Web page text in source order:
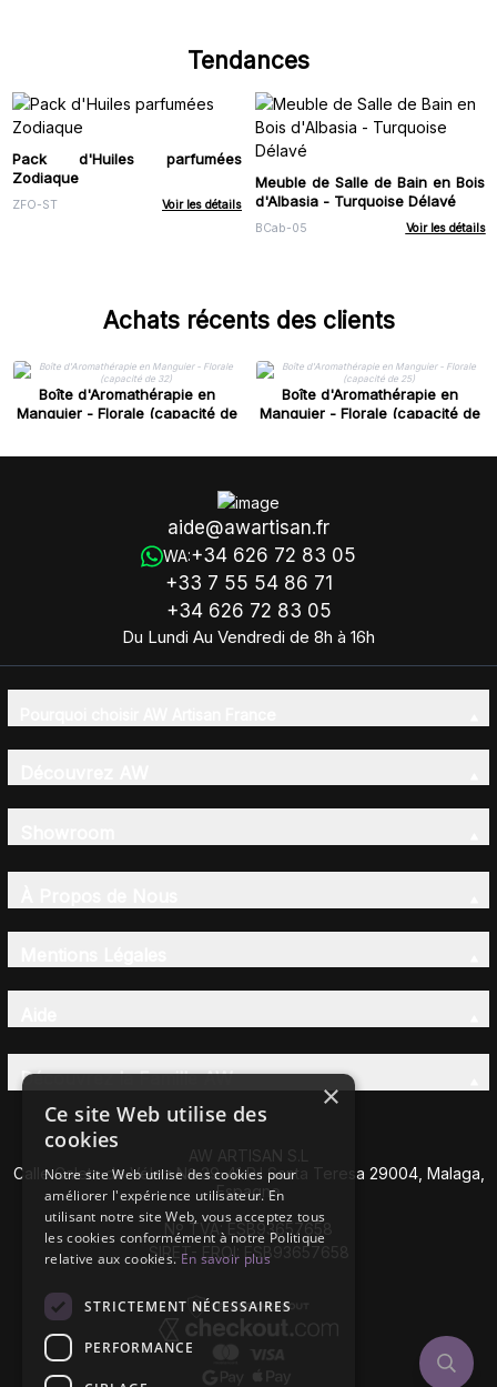
Tendances
Pack d'Huiles parfumées
Zodiaque
ZFO-ST Voir les détails
Meuble de Salle de Bain en Bois
d'Albasia - Turquoise Délavé
BCab-05 Voir les détails
Achats récents des clients
Boîte d'Aromathérapie en
Manguier - Florale (capacité de
Boîte d'Aromathérapie en
Manguier - Florale (capacité de
aide@awartisan.fr
WA:+34 626 72 83 05
+33 7 55 54 86 71
+34 626 72 83 05
Du Lundi Au Vendredi de 8h à 16h
Découvrez la Famille AW
AW ARTISAN S.L
Calle Caleta de Vélez Nº 39-41 P.I Santa Teresa 29004, Malaga,
Espagne
Nº TVA: ESB93657658
SIRET- EROI: ESB93657658
×
Ce site Web utilise des
cookies
Notre site Web utilise des cookies pour
améliorer l'expérience utilisateur. En
utilisant notre site Web, vous acceptez tous
les cookies conformément à notre Politique
relative aux cookies.En savoir plus
STRICTEMENT NÉCESSAIRES
PERFORMANCE